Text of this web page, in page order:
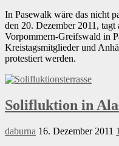
In Pasewalk wäre das nicht
den 20. Dezember 2011,
Vorpommern-Greifswald in
Kreistagsmitglieder und
protestiert werden.
Solifluktion in
daburna 16. Dezember 2011